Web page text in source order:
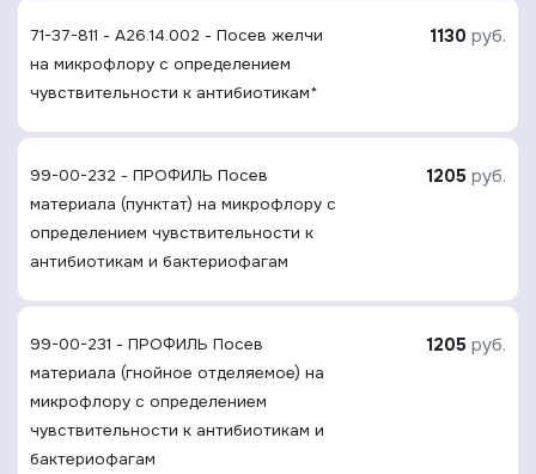
71-37-811 - A26.14.002 - Посев желчи
на микрофлору с определением
чувcтвительности к антибиотикам*
1130 руб.
99-00-232 - ПРОФИЛЬ Посев
материала (пунктат) на микрофлору с
определением чувcтвительности к
антибиотикам и бактериофагам
1205 руб.
99-00-231 - ПРОФИЛЬ Посев
материала (гнойное отделяемое) на
микрофлору с определением
чувcтвительности к антибиотикам и
бактериофагам
1205 руб.